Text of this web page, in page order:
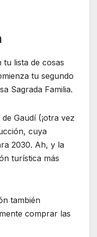
lista de cosas
tu segundo
Sagrada Familia.
Gaudí (¡otra vez
cuya
2030. Ah, y la
turística más
también
comprar las